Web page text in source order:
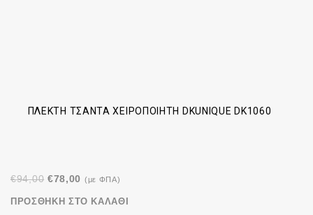
ΠΛΕΚΤΉ ΤΣΆΝΤΑ ΧΕΙΡΟΠΟΊΗΤΗ DKUNIQUE DK1060
€94,00 Original
price
€78,00 Η
τρέχουσα
(με ΦΠΑ)
ΠΡΟΣΘΉΚΗ ΣΤΟ ΚΑΛΆΘΙ